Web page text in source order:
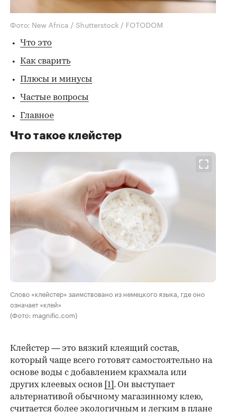
Фото: New Africa / Shutterstock / FOTODOM
Что это
Как сварить
Плюсы и минусы
Частые вопросы
Главное
Что такое клейстер
Слово «клейстер» заимствовано из немецкого языка, где оно
означает «клей»
(Фото: magnific.com)
Клейстер — это вязкий клеящий состав,
который чаще всего готовят самостоятельно на
основе воды с добавлением крахмала или
других клеевых основ [1] . Он выступает
альтернативой обычному магазинному клею,
считается более экологичным и легким в плане